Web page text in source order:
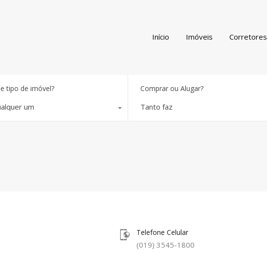
Início Imóveis Corretores
tipo de imóvel?
um
Comprar ou Alugar?
Tanto faz
Telefone Celular
(019) 3545-1800